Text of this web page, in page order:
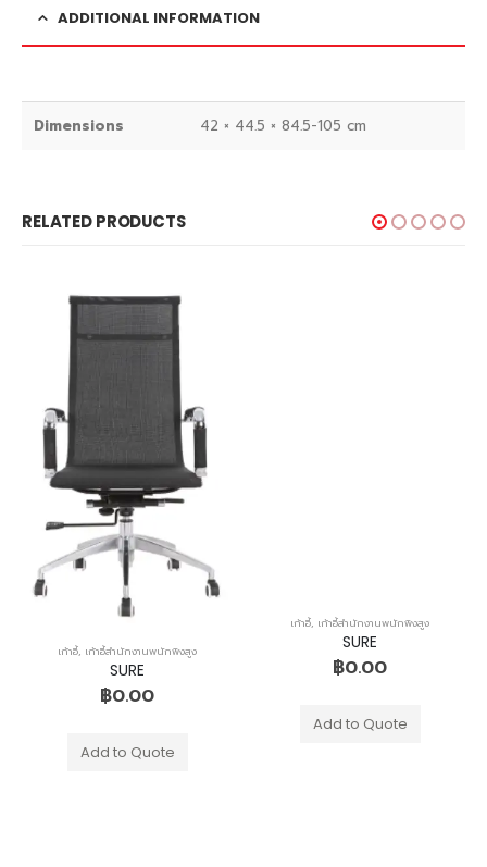
ADDITIONAL INFORMATION
Dimensions 42 × 44.5 × 84.5-105 cm
RELATED PRODUCTS
เก้าอี้, เก้าอี้สำนักงานพนักพิงสูง
SURE
฿0.00
Add to Quote
เก้าอี้, เก้าอี้สำนักงานพนักพิงสูง
SURE
฿0.00
Add to Quote